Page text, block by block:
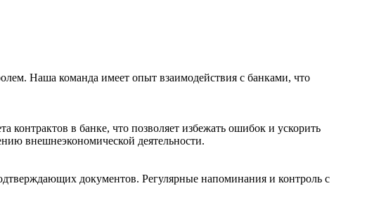
Наша команда имеет опыт взаимодействия с банками, что
в банке, что позволяет избежать ошибок и ускорить
внешнеэкономической деятельности.
документов. Регулярные напоминания и контроль с